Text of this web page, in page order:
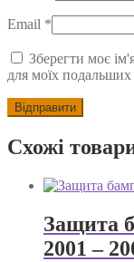
Email *
Зберегти моє
для моїх подальших
Схожі
Защита
2001 –